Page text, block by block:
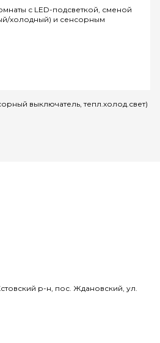
с LED-подсветкой, сменой
холодный) и сенсорным
р-н, пос. Ждановский, ул.